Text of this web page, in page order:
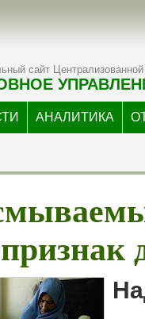
сайт Централизованной
АНАЛИТИКА
признак